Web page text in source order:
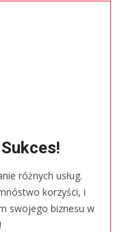
różnych usług.
korzyści, i
swojego biznesu w